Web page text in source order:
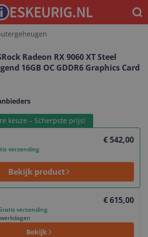
Radeon RX 9060 XT Steel
16GB OC GDDR6 Graphics Card
keuze – Scherpste prijs!
€ 542,00
verzending
Bekijk product
€ 615,00
verzending
Bekijk